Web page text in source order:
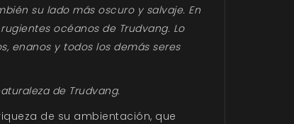
su lado más oscuro y salvaje. En
océanos de Trudvang. Lo
enanos y todos los demás seres
de Trudvang.
de su ambientación, que